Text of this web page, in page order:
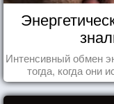
Интенсивный обмен
тогда, когда они